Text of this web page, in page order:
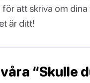
att skriva om
är ditt!
“Skulle